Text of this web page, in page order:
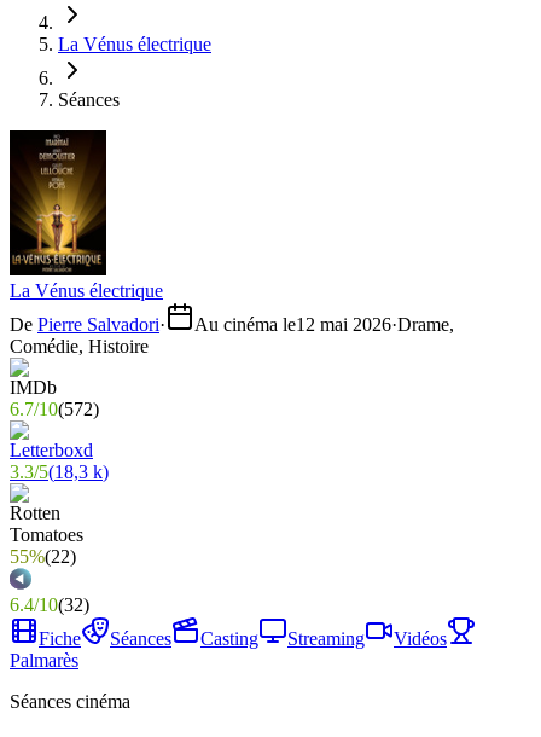
La Vénus électrique
Séances
La Vénus électrique
De Pierre Salvadori· Au cinéma le12 mai 2026·Drame,
Comédie, Histoire
6.7/10(572)
3.3/5(18,3 k)
55%(22)
6.4/10(32)
Fiche
Séances Casting Streaming
Vidéos
Palmarès
Séances cinéma